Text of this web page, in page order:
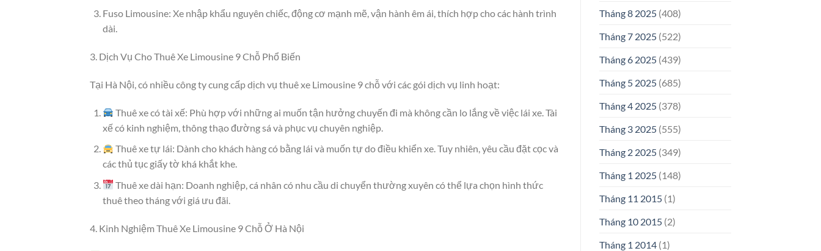
Fuso Limousine: Xe nhập khẩu nguyên chiếc, động cơ mạnh mẽ, vận hành êm ái, thích hợp cho các hành trình
dài.
3. Dịch Vụ Cho Thuê Xe Limousine 9 Chỗ Phổ Biến
Tại Hà Nội, có nhiều công ty cung cấp dịch vụ thuê xe Limousine 9 chỗ với các gói dịch vụ linh hoạt:
Thuê xe có tài xế: Phù hợp với những ai muốn tận hưởng chuyến đi mà không cần lo lắng về việc lái xe. Tài
xế có kinh nghiệm, thông thạo đường sá và phục vụ chuyên nghiệp.
Thuê xe tự lái: Dành cho khách hàng có bằng lái và muốn tự do điều khiển xe. Tuy nhiên, yêu cầu đặt cọc và
các thủ tục giấy tờ khá khắt khe.
Thuê xe dài hạn: Doanh nghiệp, cá nhân có nhu cầu di chuyển thường xuyên có thể lựa chọn hình thức
thuê theo tháng với giá ưu đãi.
4. Kinh Nghiệm Thuê Xe Limousine 9 Chỗ Ở Hà Nội
Tháng 8 2025(408)
Tháng 7 2025(522)
Tháng 6 2025(439)
Tháng 5 2025(685)
Tháng 4 2025(378)
Tháng 3 2025(555)
Tháng 2 2025(349)
Tháng 1 2025(148)
Tháng 11 2015(1)
Tháng 10 2015(2)
Tháng 1 2014(1)